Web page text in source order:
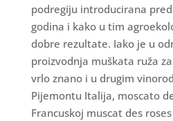
podregiju introducirana
godina i kako u tim
dobre rezultate. Iako je u
proizvodnja muškata ruža
vrlo znano i u drugim
Pijemontu Italija, moscato
Francuskoj muscat des